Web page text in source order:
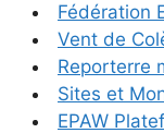
Fédération
Vent de
Reporterre
Sites et
EPAW